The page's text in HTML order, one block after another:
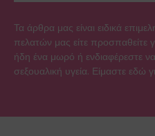
Τα άρθρα μας είναι ειδικά
πελατών μας είτε προσπαθείτε
ήδη ένα μωρό ή ενδιαφέρεστε
σεξουαλική υγεία. Είμαστε εδώ